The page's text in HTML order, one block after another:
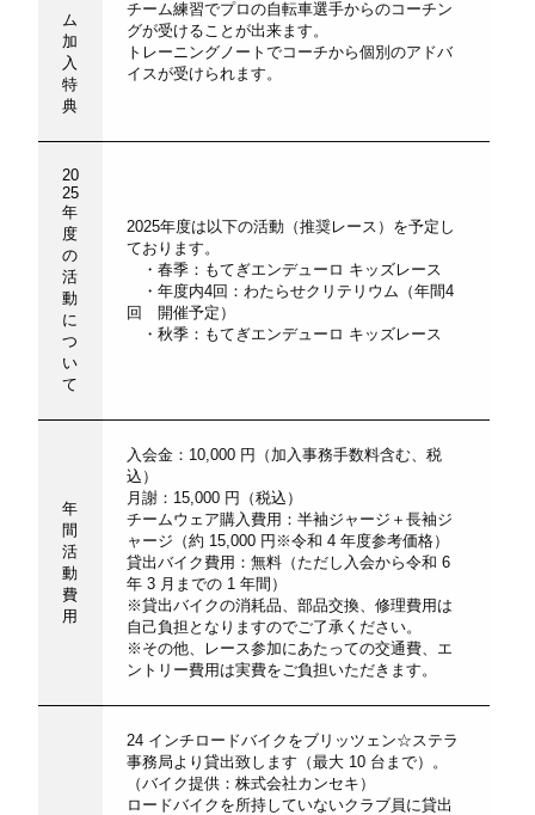
ム
加
入
特
典
チーム練習でプロの自転車選手からのコーチン
グが受けることが出来ます。
トレーニングノートでコーチから個別のアドバ
イスが受けられます。
20
25
年
度
の
活
動
に
つ
い
て
2025年度は以下の活動（推奨レース）を予定し
ております。
・春季：もてぎエンデューロ キッズレース
・年度内4回：わたらせクリテリウム（年間4
回 開催予定）
・秋季：もてぎエンデューロ キッズレース
年
間
活
動
費
用
入会金：10,000 円（加入事務手数料含む、税
込）
月謝：15,000 円（税込）
チームウェア購入費用：半袖ジャージ＋長袖ジ
ャージ（約 15,000 円※令和 4 年度参考価格）
貸出バイク費用：無料（ただし入会から令和 6
年 3 月までの 1 年間）
※貸出バイクの消耗品、部品交換、修理費用は
自己負担となりますのでご了承ください。
※その他、レース参加にあたっての交通費、エ
ントリー費用は実費をご負担いただきます。
24 インチロードバイクをブリッツェン☆ステラ
事務局より貸出致します（最大 10 台まで）。
（バイク提供：株式会社カンセキ）
ロードバイクを所持していないクラブ員に貸出